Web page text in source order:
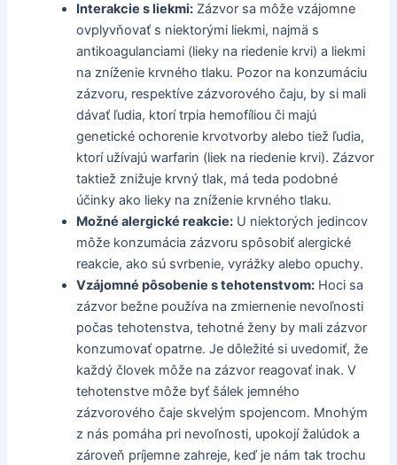
Interakcie s liekmi: Zázvor sa môže vzájomne
ovplyvňovať s niektorými liekmi, najmä s
antikoagulanciami (lieky na riedenie krvi) a liekmi
na zníženie krvného tlaku. Pozor na konzumáciu
zázvoru, respektíve zázvorového čaju, by si mali
dávať ľudia, ktorí trpia hemofíliou či majú
genetické ochorenie krvotvorby alebo tiež ľudia,
ktorí užívajú warfarin (liek na riedenie krvi). Zázvor
taktiež znižuje krvný tlak, má teda podobné
účinky ako lieky na zníženie krvného tlaku.
Možné alergické reakcie: U niektorých jedincov
môže konzumácia zázvoru spôsobiť alergické
reakcie, ako sú svrbenie, vyrážky alebo opuchy.
Vzájomné pôsobenie s tehotenstvom: Hoci sa
zázvor bežne používa na zmiernenie nevoľnosti
počas tehotenstva, tehotné ženy by mali zázvor
konzumovať opatrne. Je dôležité si uvedomiť, že
každý človek môže na zázvor reagovať inak. V
tehotenstve môže byť šálek jemného
zázvorového čaje skvelým spojencom. Mnohým
z nás pomáha pri nevoľnosti, upokojí žalúdok a
zároveň príjemne zahreje, keď je nám tak trochu